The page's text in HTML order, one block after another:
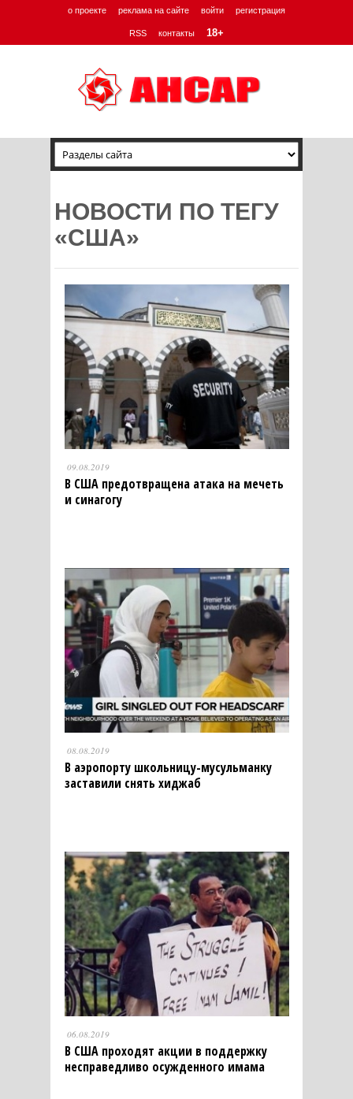
о проекте реклама на сайте войти регистрация
RSS контакты 18+
НОВОСТИ ПО ТЕГУ
«США»
09.08.2019
В США предотвращена атака на мечеть
и синагогу
08.08.2019
В аэропорту школьницу-мусульманку
заставили снять хиджаб
06.08.2019
В США проходят акции в поддержку
несправедливо осужденного имама